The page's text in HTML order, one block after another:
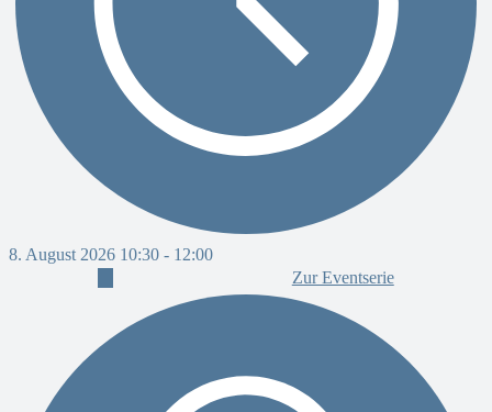
8. August 2026 10:30 - 12:00
Zur Eventserie